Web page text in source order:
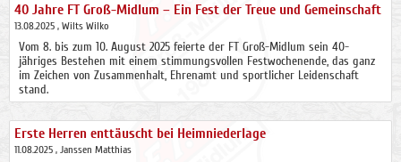
40 Jahre FT Groß-Midlum – Ein Fest der Treue und Gemeinschaft
13.08.2025 , Wilts Wilko
Vom 8. bis zum 10. August 2025 feierte der FT Groß-Midlum sein 40-
jähriges Bestehen mit einem stimmungsvollen Festwochenende, das ganz
im Zeichen von Zusammenhalt, Ehrenamt und sportlicher Leidenschaft
stand.
Erste Herren enttäuscht bei Heimniederlage
11.08.2025 , Janssen Matthias